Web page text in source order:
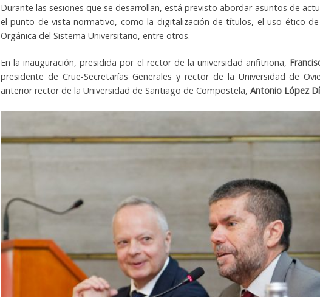
Durante las sesiones que se desarrollan, está previsto abordar asuntos de
el punto de vista normativo, como la digitalización de títulos, el uso ético
Orgánica del Sistema Universitario, entre otros.
En la inauguración, presidida por el rector de la universidad anfitriona,
presidente de Crue-Secretarías Generales y rector de la Universidad de
anterior rector de la Universidad de Santiago de Compostela, Antonio López